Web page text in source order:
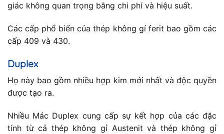
giác không quan trọng bằng chi phí và hiệu suất.
Các cấp phổ biến của thép không gỉ ferit bao gồm các
cấp 409 và 430.
Duplex
Họ này bao gồm nhiều hợp kim mới nhất và độc quyền
được tạo ra.
Nhiều Mác Duplex cung cấp sự kết hợp của các đặc
tính từ cả thép không gỉ Austenit và thép không gỉ